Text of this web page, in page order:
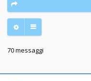
70 messaggi